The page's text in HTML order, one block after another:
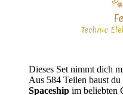
Dieses Set nimmt dich
Aus 584 Teilen baust
Spaceship im beliebten